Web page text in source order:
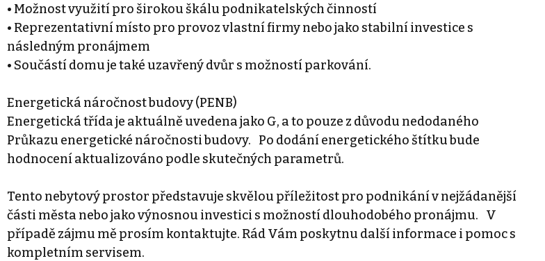
• Možnost využití pro širokou škálu podnikatelských činností
• Reprezentativní místo pro provoz vlastní firmy nebo jako stabilní investice s
následným pronájmem
• Součástí domu je také uzavřený dvůr s možností parkování.
Energetická náročnost budovy (PENB)
Energetická třída je aktuálně uvedena jako G, a to pouze z důvodu nedodaného
Průkazu energetické náročnosti budovy. Po dodání energetického štítku bude
hodnocení aktualizováno podle skutečných parametrů.
Tento nebytový prostor představuje skvělou příležitost pro podnikání v nejžádanější
části města nebo jako výnosnou investici s možností dlouhodobého pronájmu. V
případě zájmu mě prosím kontaktujte. Rád Vám poskytnu další informace i pomoc s
kompletním servisem.